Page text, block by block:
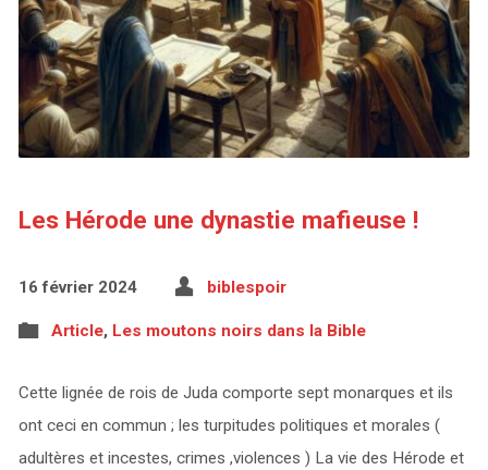
Les Hérode une dynastie mafieuse !
16 février 2024 biblespoir
Article, Les moutons noirs dans la Bible
Cette lignée de rois de Juda comporte sept monarques et ils
ont ceci en commun ; les turpitudes politiques et morales (
adultères et incestes, crimes ,violences ) La vie des Hérode et